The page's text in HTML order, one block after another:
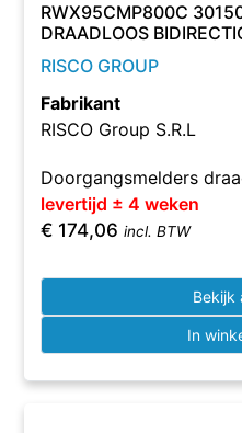
RWX95CMP800C
DRAADLOOS
RISCO GROUP
Fabrikant
RISCO Group S.R.L
Doorgangsmelders
levertijd ± 4 weken
€ 174,06 incl. BTW
Bekijk
In